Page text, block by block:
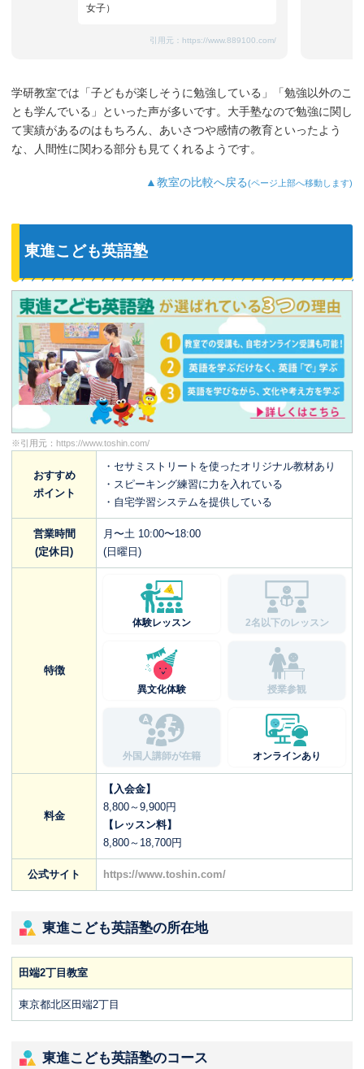
女子）
引用元： https://www.889100.com/
学研教室では「子どもが楽しそうに勉強している」「勉強以外のこ
とも学んでいる」といった声が多いです。大手塾なので勉強に関し
て実績があるのはもちろん、あいさつや感情の教育といったよう
な、人間性に関わる部分も見てくれるようです。
▲教室の比較へ戻る(ページ上部へ移動します)
東進こども英語塾
※引用元： https://www.toshin.com/
おすすめ
ポイント
・セサミストリートを使ったオリジナル教材あり
・スピーキング練習に力を入れている
・自宅学習システムを提供している
営業時間
(定休日)
月〜土 10:00〜18:00
(日曜日)
特徴
体験レッスン 2名以下のレッスン
異文化体験 授業参観
外国人講師が在籍 オンラインあり
料金
【入会金】
8,800～9,900円
【レッスン料】
8,800～18,700円
公式サイト https://www.toshin.com/
東進こども英語塾の所在地
田端2丁目教室
東京都北区田端2丁目
東進こども英語塾のコース